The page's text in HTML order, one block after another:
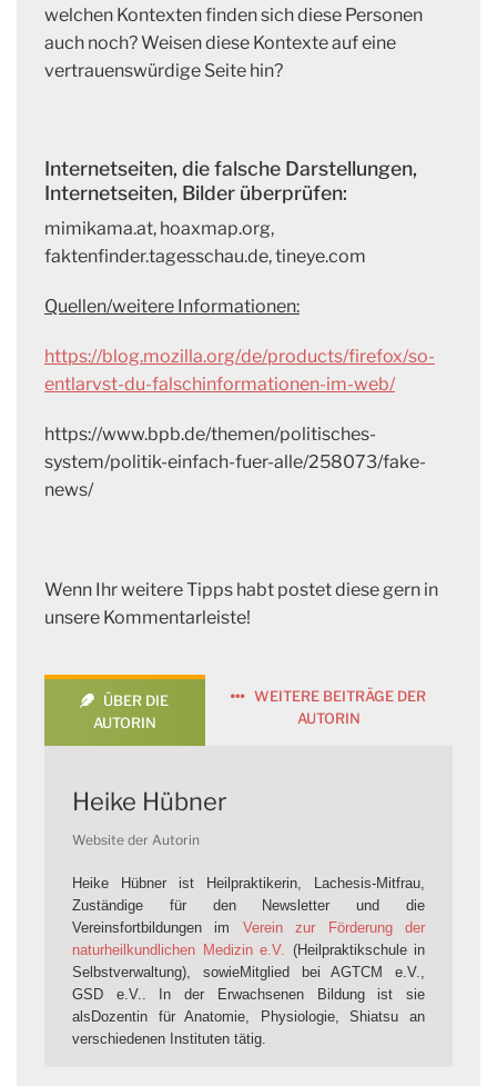
welchen Kontexten finden sich diese Personen
auch noch? Weisen diese Kontexte auf eine
vertrauenswürdige Seite hin?
Internetseiten, die falsche Darstellungen,
Internetseiten, Bilder überprüfen:
mimikama.at, hoaxmap.org,
faktenfinder.tagesschau.de, tineye.com
Quellen/weitere Informationen:
https://blog.mozilla.org/de/products/firefox/so-
entlarvst-du-falschinformationen-im-web/
https://www.bpb.de/themen/politisches-
system/politik-einfach-fuer-alle/258073/fake-
news/
Wenn Ihr weitere Tipps habt postet diese gern in
unsere Kommentarleiste!
ÜBER DIE
AUTORIN
WEITERE BEITRÄGE DER
AUTORIN
Heike Hübner
Website der Autorin
Heike Hübner ist Heilpraktikerin, Lachesis-Mitfrau,
Zuständige für den Newsletter und die
Vereinsfortbildungen im Verein zur Förderung der
naturheilkundlichen Medizin e.V. (Heilpraktikschule in
Selbstverwaltung), sowieMitglied bei AGTCM e.V.,
GSD e.V.. In der Erwachsenen Bildung ist sie
als Dozentin für Anatomie, Physiologie, Shiatsu an
verschiedenen Instituten tätig.